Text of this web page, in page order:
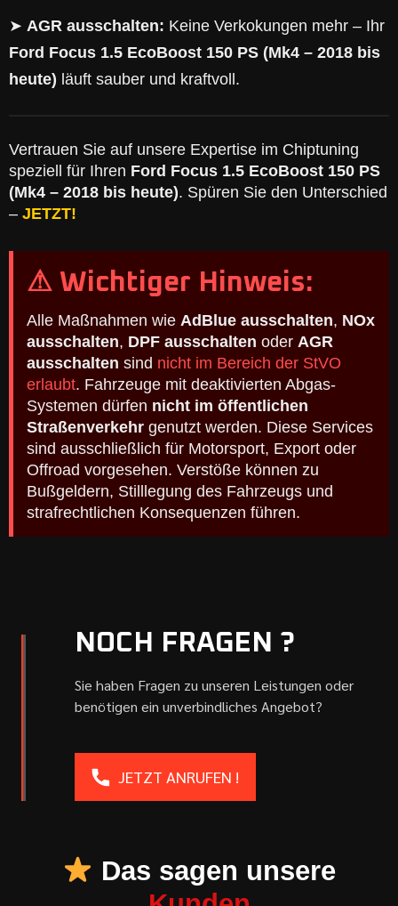
➤ AGR ausschalten: Keine Verkokungen mehr – Ihr
Ford Focus 1.5 EcoBoost 150 PS (Mk4 – 2018 bis
heute) läuft sauber und kraftvoll.
Vertrauen Sie auf unsere Expertise im Chiptuning
speziell für Ihren Ford Focus 1.5 EcoBoost 150 PS
(Mk4 – 2018 bis heute). Spüren Sie den Unterschied
– JETZT!
⚠ Wichtiger Hinweis:
Alle Maßnahmen wie AdBlue ausschalten, NOx
ausschalten, DPF ausschalten oder AGR
ausschalten sind nicht im Bereich der StVO
erlaubt. Fahrzeuge mit deaktivierten Abgas-
Systemen dürfen nicht im öffentlichen
Straßenverkehr genutzt werden. Diese Services
sind ausschließlich für Motorsport, Export oder
Offroad vorgesehen. Verstöße können zu
Bußgeldern, Stilllegung des Fahrzeugs und
strafrechtlichen Konsequenzen führen.
NOCH FRAGEN ?
Sie haben Fragen zu unseren Leistungen oder
benötigen ein unverbindliches Angebot?
JETZT ANRUFEN !
Das sagen unsere